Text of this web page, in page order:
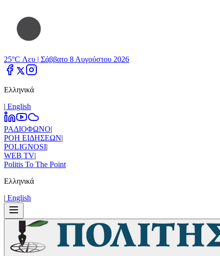
25°C Λευ | Σάββατο 8 Αυγούστου 2026
Ελληνικά
| Εnglish
ΡΑΔΙΟΦΩΝΟ|
ΡΟΗ ΕΙΔΗΣΕΩΝ|
POLIGNOSI|
WEB TV|
Politis To The Point
Ελληνικά
| Εnglish